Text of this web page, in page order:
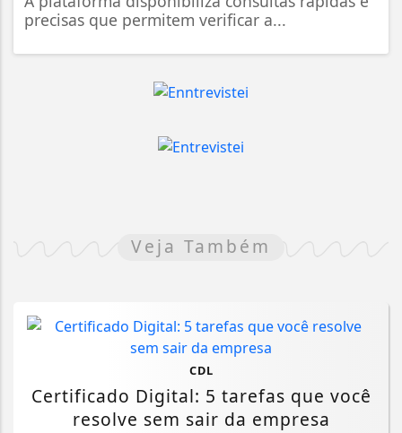
precisas que permitem verificar a...
Veja Também
CDL
Certificado Digital: 5 tarefas que você
resolve sem sair da empresa